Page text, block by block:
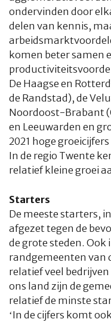
ondervinden door
delen van kennis,
komen beter samen
De Haagse en
de Randstad), de
Noordoost-Brabant
en Leeuwarden en
2021 hoge
In de regio Twente
relatief kleine groei
Starters
De meeste starters,
afgezet tegen de
de grote steden. Ook
randgemeenten van
relatief veel
ons land zijn de
relatief de minste
‘In de cijfers komt